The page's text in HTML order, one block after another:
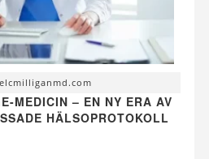
MEDICIN – EN NY ERA AV
HÄLSOPROTOKOLL